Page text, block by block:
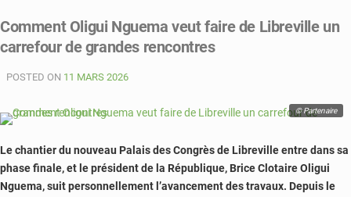
Comment Oligui Nguema veut faire de Libreville un
carrefour de grandes rencontres
POSTED ON 11 MARS 2026
© Partenaire
Le chantier du nouveau Palais des Congrès de Libreville entre dans sa
phase finale, et le président de la République, Brice Clotaire Oligui
Nguema, suit personnellement l’avancement des travaux. Depuis le